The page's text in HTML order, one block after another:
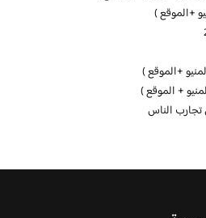
+الموقع )
+الموقع )
+ الموقع )
تجارب الناس